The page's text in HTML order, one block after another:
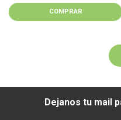
COMPRAR
Dejanos tu mail